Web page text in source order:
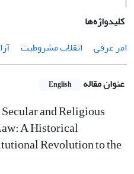
کلیدواژه‌ها
امر عرفی
انقلاب مشروطیت
عنوان مقاله English
and Religious
A Historical
Revolution to the